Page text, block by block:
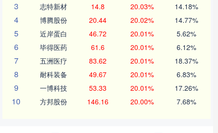
3 志特新材 14.8 20.03% 14.18%
4 博腾股份 20.44 20.02% 14.77%
5 近岸蛋白 46.72 20.01% 5.62%
6 毕得医药 61.6 20.01% 6.12%
7 五洲医疗 83.62 20.01% 18.37%
8 耐科装备 49.67 20.01% 6.83%
9 一博科技 53.33 20.01% 17.26%
10 方邦股份 146.16 20.00% 7.68%